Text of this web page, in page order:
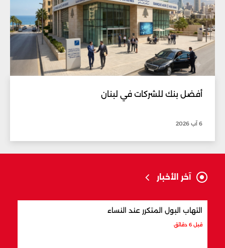
أفضل بنك للشركات في لبنان
6 آب 2026
آخر الأخبار
التهاب البول المتكرر عند النساء
قبل 6 دقائق